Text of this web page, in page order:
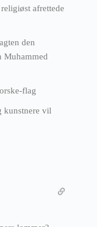
afrettede
den
Muhammed
flag
kunstnere vil